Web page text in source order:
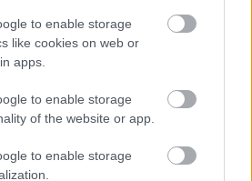
to enable storage
like cookies on web or
apps.
to enable storage
of the website or app.
to enable storage
Germainvs
United